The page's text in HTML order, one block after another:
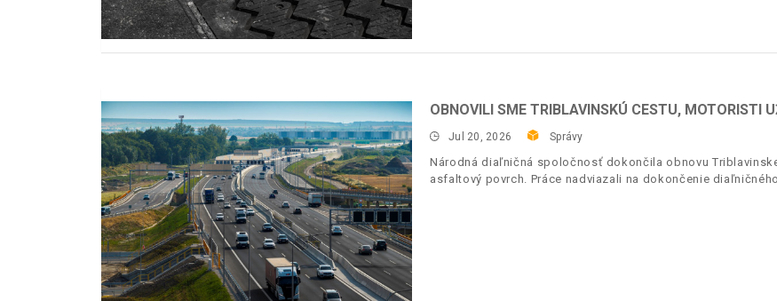
OBNOVILI SME TRIBLAVINSKÚ CESTU, MOTORISTI
Jul 20, 2026 Správy
Národná diaľničná spoločnosť dokončila obnovu
asfaltový povrch. Práce nadviazali na dokončenie